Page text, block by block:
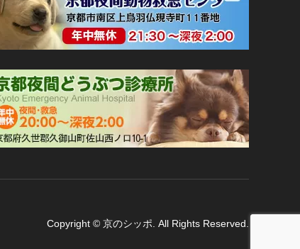
Copyright © 京のシッポ . All Rights Reserved.